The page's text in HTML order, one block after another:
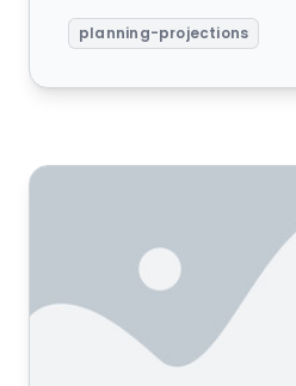
planning-projections
Planowanie Finansowe